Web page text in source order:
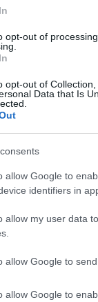
opt-out of
opt-out of
Data that Is
allow Google to
identifiers in
allow my user data
allow Google to
allow Google to
ως προτεινόμενη
στην Google
με
τη σχέση
των
τα
στον
ανάγκη να
η